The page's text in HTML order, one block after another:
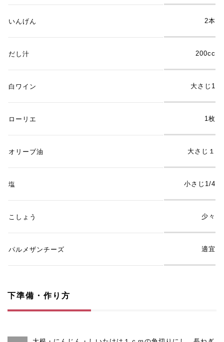
いんげん 2本
だし汁 200cc
白ワイン 大さじ1
ローリエ 1枚
オリーブ油 大さじ１
塩 小さじ1/4
こしょう 少々
パルメザンチーズ 適宜
下準備・作り方